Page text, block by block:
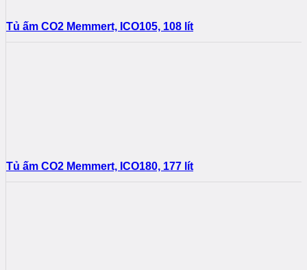
Tủ ấm CO2 Memmert, ICO105, 108 lít
Tủ ấm CO2 Memmert, ICO180, 177 lít